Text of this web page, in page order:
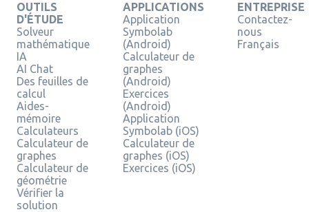
OUTILS
D'ÉTUDE
Solveur
mathématique
IA
AI Chat
Des feuilles de
calcul
Aides-
mémoire
Calculateurs
Calculateur de
graphes
Calculateur de
géométrie
Vérifier la
solution
APPLICATIONS
Application
Symbolab
(Android)
Calculateur de
graphes
(Android)
Exercices
(Android)
Application
Symbolab (iOS)
Calculateur de
graphes (iOS)
Exercices (iOS)
ENTREPRISE
Contactez-
nous
Français